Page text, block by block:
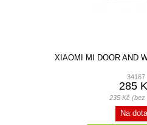
XIAOMI MI DOOR AND
34167
285
235 Kč (bez
Na